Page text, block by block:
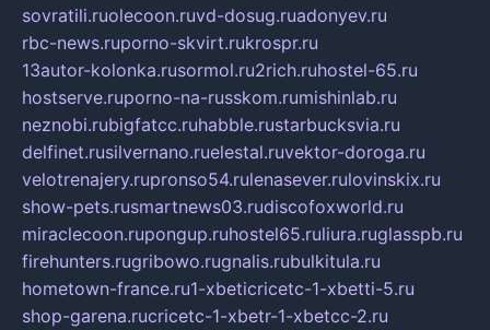
sovratili.ruolecoon.ruvd-dosug.ruadonyev.ru
rbc-news.ruporno-skvirt.rukrospr.ru
13autor-kolonka.rusormol.ru2rich.ruhostel-65.ru
hostserve.ruporno-na-russkom.rumishinlab.ru
neznobi.rubigfatcc.ruhabble.rustarbucksvia.ru
delfinet.rusilvernano.ruelestal.ruvektor-doroga.ru
velotrenajery.rupronso54.rulenasever.rulovinskix.ru
show-pets.rusmartnews03.rudiscofoxworld.ru
miraclecoon.rupongup.ruhostel65.ruliura.ruglasspb.ru
firehunters.rugribowo.rugnalis.rubulkitula.ru
hometown-france.ru1-xbeticricetc-1-xbetti-5.ru
shop-garena.rucricetc-1-xbetr-1-xbetcc-2.ru